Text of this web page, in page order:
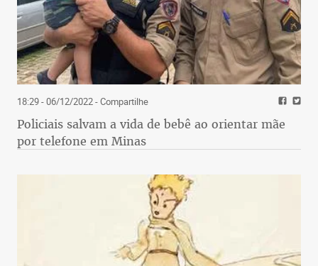
18:29 - 06/12/2022- Compartilhe
Policiais salvam a vida de bebê ao orientar mãe
por telefone em Minas